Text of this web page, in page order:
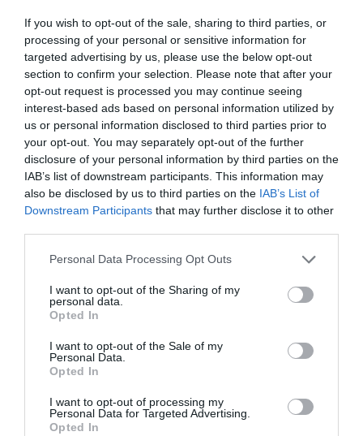
If you wish to opt-out of the sale, sharing to third parties, or
processing of your personal or sensitive information for
targeted advertising by us, please use the below opt-out
section to confirm your selection. Please note that after your
opt-out request is processed you may continue seeing
interest-based ads based on personal information utilized by
us or personal information disclosed to third parties prior to
your opt-out. You may separately opt-out of the further
disclosure of your personal information by third parties on the
IAB’s list of downstream participants. This information may
also be disclosed by us to third parties on the IAB’s List of
Downstream Participants that may further disclose it to other
Please note that this website/app uses one or more Google
not limited to your visit or usage behaviour. You may click to
grant or deny consent to Google and its third-party tags to
use your data for below specified purposes in below Google
consent section.
Personal Data Processing Opt Outs
I want to opt-out of the Sharing of my
personal data.
Opted In
I want to opt-out of the Sale of my
Personal Data.
Opted In
I want to opt-out of processing my
Personal Data for Targeted Advertising.
Opted In
 Añadir Al Carrito
La MONDRAKER DUNE R cuenta
con un cuadro Stealth Air
Carbon de 2,650g de ...
Añadir Al Carrito
La MONDRAKER CRAFTY R
2024 disfruta de una
cinemática del sistema de ...
ARTÍCULOS RELACIONADOS
LA TAMUSIA BIKE LOOP RACE INAUGURA LA